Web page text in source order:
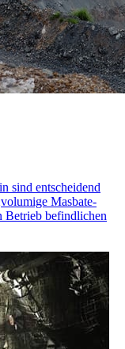
sind entscheidend
Masbate-
Betrieb befindlichen